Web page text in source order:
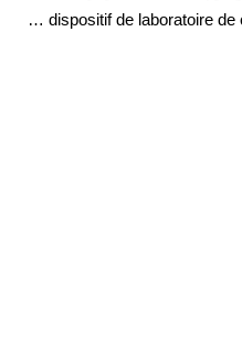
dispositif de laboratoire de